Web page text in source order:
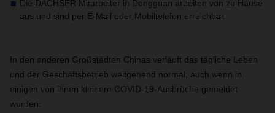
Die DACHSER Mitarbeiter in Dongguan arbeiten von zu Hause
aus und sind per E-Mail oder Mobiltelefon erreichbar.
In den anderen Großstädten Chinas verläuft das tägliche Leben
und der Geschäftsbetrieb weitgehend normal, auch wenn in
einigen von ihnen kleinere COVID-19-Ausbrüche gemeldet
wurden.